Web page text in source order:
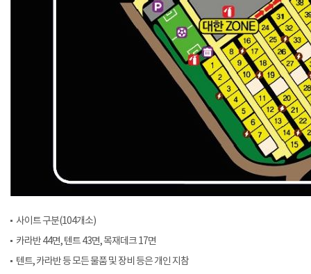
사이트 구분(104개소)
카라반 44면, 텐트 43면, 목재데크 17면
텐트, 카라반 등 모든 물품 및 장비 등은 개인 지참